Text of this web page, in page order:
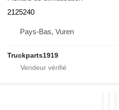
2125240
Pays-Bas, Vuren
Truckparts1919